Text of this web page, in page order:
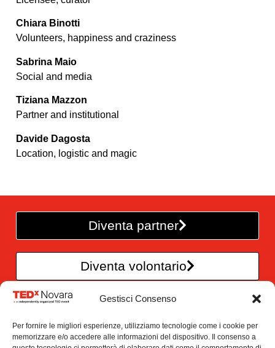
Gestisci Consenso
Per fornire le migliori esperienze, utilizziamo tecnologie come i cookie per
memorizzare e/o accedere alle informazioni del dispositivo. Il consenso a
Chiara Binotti
Volunteers, happiness and craziness
Sabrina Maio
Social and media
Tiziana Mazzon
Partner and institutional
Davide Dagosta
Location, logistic and magic
Diventa partner
Diventa volontario
di CreAttivi – Officina di idee